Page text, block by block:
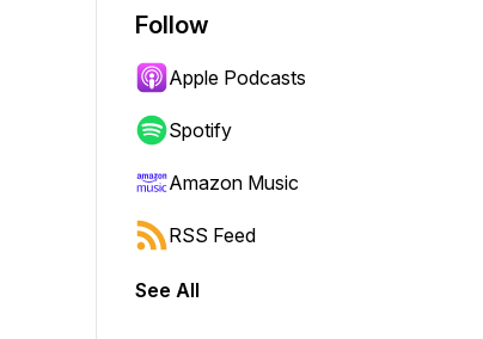
Follow
Apple Podcasts
Spotify
Amazon Music
RSS Feed
See All